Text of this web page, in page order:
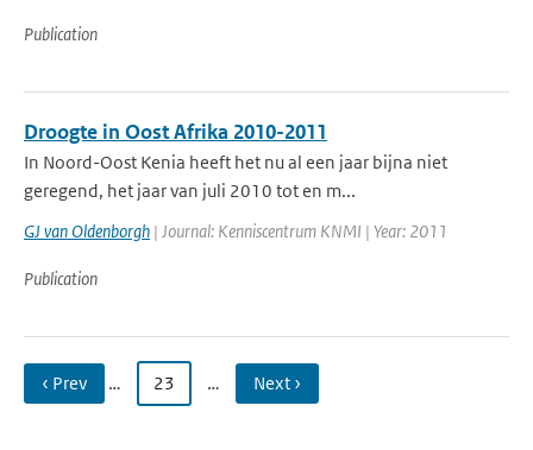
Publication
Droogte in Oost Afrika 2010-2011
In Noord-Oost Kenia heeft het nu al een jaar bijna niet
geregend, het jaar van juli 2010 tot en m...
GJ van Oldenborgh | Journal: Kenniscentrum KNMI | Year: 2011
Publication
‹ Prev … 23 … Next ›